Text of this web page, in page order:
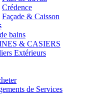
Crédence
Façade & Caisson
bains
& CASIERS
Extérieurs
de Services